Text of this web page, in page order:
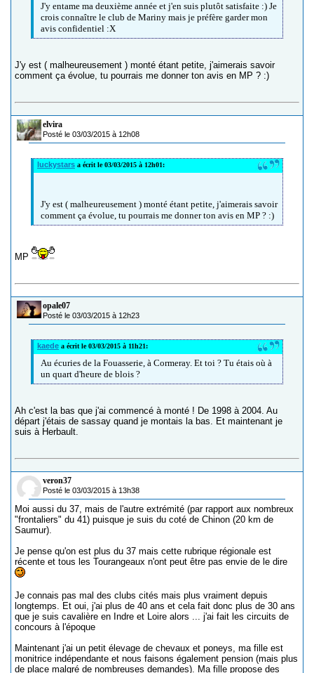
J'y entame ma deuxième année et j'en suis plutôt satisfaite :) Je
crois connaître le club de Mariny mais je préfère garder mon
avis confidentiel :X
J'y est ( malheureusement ) monté étant petite, j'aimerais savoir
comment ça évolue, tu pourrais me donner ton avis en MP ? :)
elvira
Posté le 03/03/2015 à 12h08
luckystars a écrit le 03/03/2015 à 12h01:
J'y est ( malheureusement ) monté étant petite, j'aimerais savoir
comment ça évolue, tu pourrais me donner ton avis en MP ? :)
MP
opale07
Posté le 03/03/2015 à 12h23
kaede a écrit le 03/03/2015 à 11h21:
Au écuries de la Fouasserie, à Cormeray. Et toi ? Tu étais où à
un quart d'heure de blois ?
Ah c'est la bas que j'ai commencé à monté ! De 1998 à 2004. Au
départ j'étais de sassay quand je montais la bas. Et maintenant je
suis à Herbault.
veron37
Posté le 03/03/2015 à 13h38
Moi aussi du 37, mais de l'autre extrémité (par rapport aux nombreux
"frontaliers" du 41) puisque je suis du coté de Chinon (20 km de
Saumur).
Je pense qu'on est plus du 37 mais cette rubrique régionale est
récente et tous les Tourangeaux n'ont peut être pas envie de le dire
Je connais pas mal des clubs cités mais plus vraiment depuis
longtemps. Et oui, j'ai plus de 40 ans et cela fait donc plus de 30 ans
que je suis cavalière en Indre et Loire alors ... j'ai fait les circuits de
concours à l'époque
Maintenant j'ai un petit élevage de chevaux et poneys, ma fille est
monitrice indépendante et nous faisons également pension (mais plus
de place malgré de nombreuses demandes). Ma fille propose des